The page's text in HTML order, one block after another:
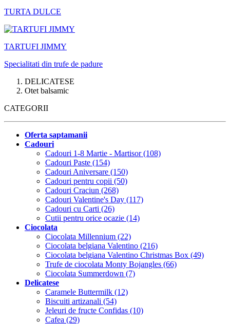
TURTA DULCE
TARTUFI JIMMY
Specialitati din trufe de padure
DELICATESE
Otet balsamic
CATEGORII
Oferta saptamanii
Cadouri
Cadouri 1-8 Martie - Martisor (108)
Cadouri Paste (154)
Cadouri Aniversare (150)
Cadouri pentru copii (50)
Cadouri Craciun (268)
Cadouri Valentine's Day (117)
Cadouri cu Carti (26)
Cutii pentru orice ocazie (14)
Ciocolata
Ciocolata Millennium (22)
Ciocolata belgiana Valentino (216)
Ciocolata belgiana Valentino Christmas Box (49)
Trufe de ciocolata Monty Bojangles (66)
Ciocolata Summerdown (7)
Delicatese
Caramele Buttermilk (12)
Biscuiti artizanali (54)
Jeleuri de fructe Confidas (10)
Cafea (29)